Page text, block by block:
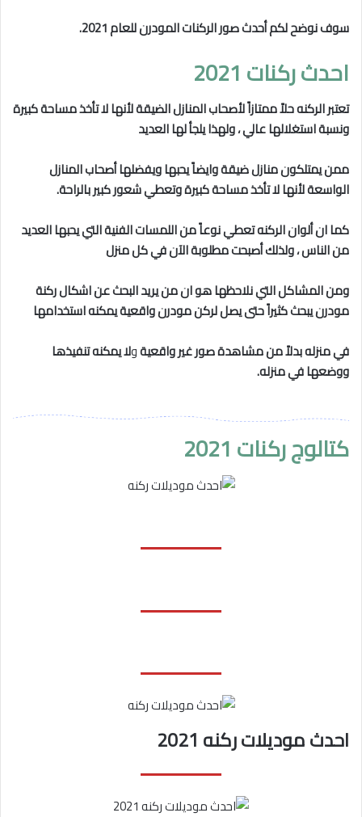
سوف نوضح لكم أحدث صور الركنات المودرن للعام 2021.
احدث ركنات 2021
تعتبر الركنه حلاً ممتازاً لأصحاب المنازل الضيقة لأنها لا تأخذ مساحة كبيرة
ونسبة استغلالها عالي ، ولهذا يلجأ لها العديد
ممن يمتلكون منازل ضيقة وايضاً يحبها ويفضلها أصحاب المنازل
الواسعة لأنها لا تأخذ مساحة كبيرة وتعطي شعور كبير بالراحة.
كما ان ألوان الركنه تعطي نوعاً من اللمسات الفنية التي يحبها العديد
من الناس ، ولذلك أصبحت مطلوبة الآن في كل منزل
ومن المشاكل التي نلاحظها هو ان من يريد البحث عن اشكال ركنة
مودرن يبحث كثيراً حتى يصل لركن مودرن واقعية يمكنه استخدامها
في منزله بدلاً من مشاهدة صور غير واقعيةولا يمكنه تنفيذها
ووضعها في منزله.
كتالوج ركنات 2021
احدث موديلات ركنه 2021